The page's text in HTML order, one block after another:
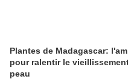
Plantes de Madagascar:
pour ralentir le
peau